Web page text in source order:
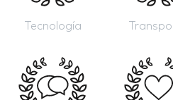
Tecnología